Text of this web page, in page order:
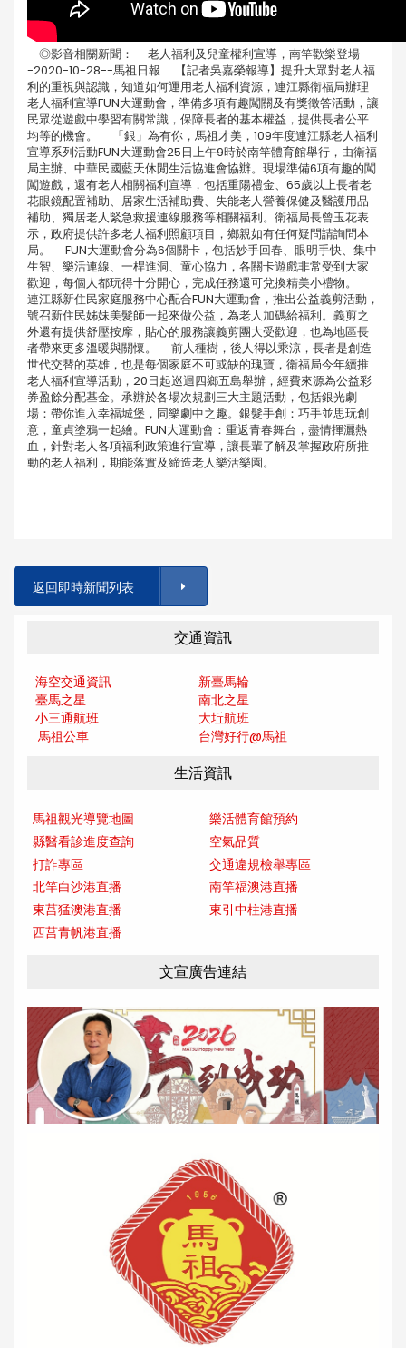
◎影音相關新聞： 老人福利及兒童權利宣導，南竿歡樂登場-
-2020-10-28--馬祖日報 【記者吳嘉榮報導】提升大眾對老人福
利的重視與認識，知道如何運用老人福利資源，連江縣衛福局辦理
老人福利宣導FUN大運動會，準備多項有趣闖關及有獎徵答活動，讓
民眾從遊戲中學習有關常識，保障長者的基本權益，提供長者公平
均等的機會。 「銀」為有你，馬祖才美，109年度連江縣老人福利
宣導系列活動FUN大運動會25日上午9時於南竿體育館舉行，由衛福
局主辦、中華民國藍天休閒生活協進會協辦。現場準備6項有趣的闖
闖遊戲，還有老人相關福利宣導，包括重陽禮金、65歲以上長者老
花眼鏡配置補助、居家生活補助費、失能老人營養保健及醫護用品
補助、獨居老人緊急救援連線服務等相關福利。衛福局長曾玉花表
示，政府提供許多老人福利照顧項目，鄉親如有任何疑問請詢問本
局。 FUN大運動會分為6個關卡，包括妙手回春、眼明手快、集中
生智、樂活連線、一桿進洞、童心協力，各關卡遊戲非常受到大家
歡迎，每個人都玩得十分開心，完成任務還可兌換精美小禮物。
連江縣新住民家庭服務中心配合FUN大運動會，推出公益義剪活動，
號召新住民姊妹美髮師一起來做公益，為老人加碼給福利。義剪之
外還有提供舒壓按摩，貼心的服務讓義剪團大受歡迎，也為地區長
者帶來更多溫暖與關懷。 前人種樹，後人得以乘涼，長者是創造
世代交替的英雄，也是每個家庭不可或缺的瑰寶，衛福局今年續推
老人福利宣導活動，20日起巡迴四鄉五島舉辦，經費來源為公益彩
券盈餘分配基金。承辦於各場次規劃三大主題活動，包括銀光劇
場：帶你進入幸福城堡，同樂劇中之趣。銀髮手創：巧手並思玩創
意，童貞塗鴉一起繪。FUN大運動會：重返青春舞台，盡情揮灑熱
血，針對老人各項福利政策進行宣導，讓長輩了解及掌握政府所推
動的老人福利，期能落實及締造老人樂活樂園。
返回即時新聞列表
交通資訊
海空交通資訊
新臺馬輪
臺馬之星
南北之星
小三通航班
大坵航班
馬祖公車
台灣好行@馬祖
生活資訊
馬祖觀光導覽地圖
樂活體育館預約
縣醫看診進度查詢
空氣品質
打詐專區
交通違規檢舉專區
北竿白沙港直播
南竿福澳港直播
東莒猛澳港直播
東引中柱港直播
西莒青帆港直播
文宣廣告連結